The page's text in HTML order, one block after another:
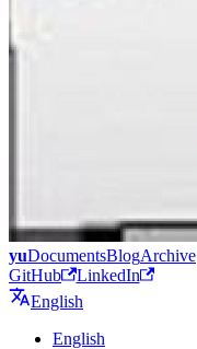
yuDocumentsBlogArchive
GitHub
LinkedIn
English
English